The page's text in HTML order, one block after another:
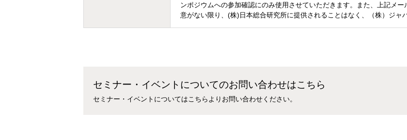
ンポジウムへの参加確認にのみ使用させていただきます。また、上記メ
意がない限り、(株)日本総合研究所に提供されることはなく、（株）ジャ
セミナー・イベントについてのお問い合わせはこちら
セミナー・イベントについてはこちらよりお問い合わせください。